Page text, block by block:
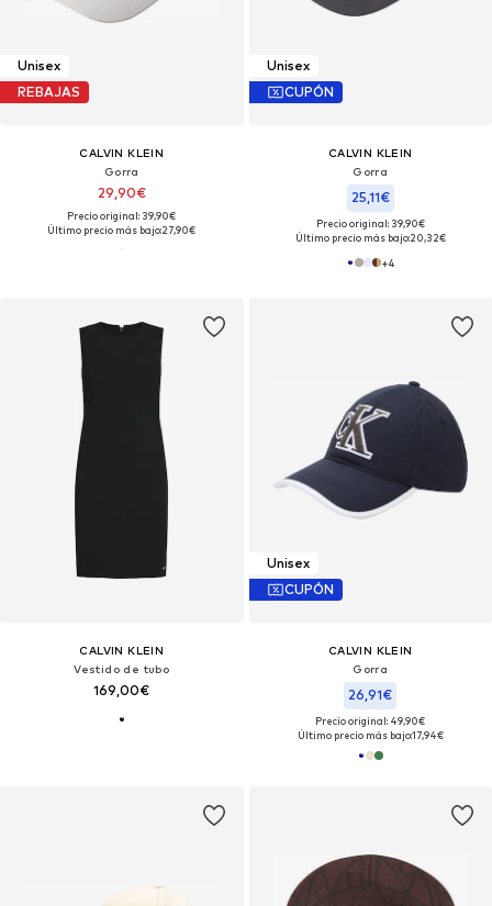
Unisex
REBAJAS
CALVIN KLEIN
Gorra
29,90€
Precio original: 39,90€
Último precio más bajo:27,90€
Unisex
CUPÓN
CALVIN KLEIN
Gorra
25,11€
Precio original: 39,90€
Último precio más bajo:20,32€
+4
CALVIN KLEIN
Vestido de tubo
169,00€
Unisex
CUPÓN
CALVIN KLEIN
Gorra
26,91€
Precio original: 49,90€
Último precio más bajo:17,94€